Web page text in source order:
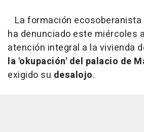
La formación ecosoberanista
ha denunciado este miércoles
atención integral a la vivienda
la 'okupación' del palacio de
exigido su desalojo.